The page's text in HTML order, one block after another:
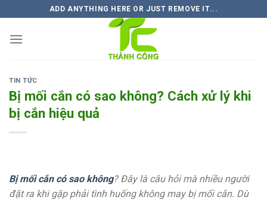
to
content
ADD ANYTHING HERE OR JUST REMOVE IT...
TIN TỨC
Bị mối cắn có sao không? Cách xử lý khi
bị cắn hiệu quả
Bị mối cắn có sao không? Đây là câu hỏi mà nhiều người
đặt ra khi gặp phải tình huống không may bị mối cắn. Dù